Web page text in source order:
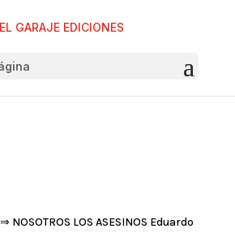
⇒ NOSOTROS LOS ASESINOS Eduardo